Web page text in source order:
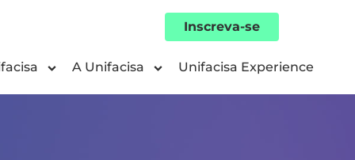
Inscreva-se
A Unifacisa Unifacisa Experience